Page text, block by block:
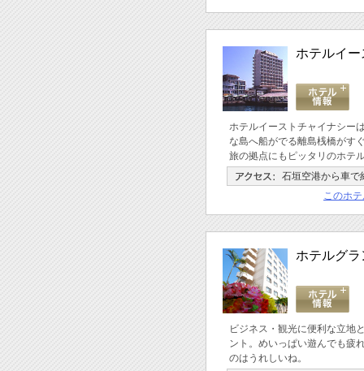
ホテルイ
ホテルイーストチャイナシー
な島へ船がでる離島桟橋がす
旅の拠点にもピッタリのホテ
石垣空港から車で
このホ
ホテルグ
ビジネス・観光に便利な立地
ント。めいっぱい遊んでも疲
のはうれしいね。